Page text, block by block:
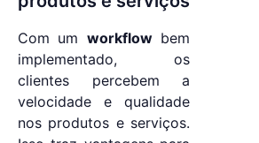
Com um workflowbem
implementado, os
clientes percebem a
velocidade e qualidade
nos produtos e serviços.